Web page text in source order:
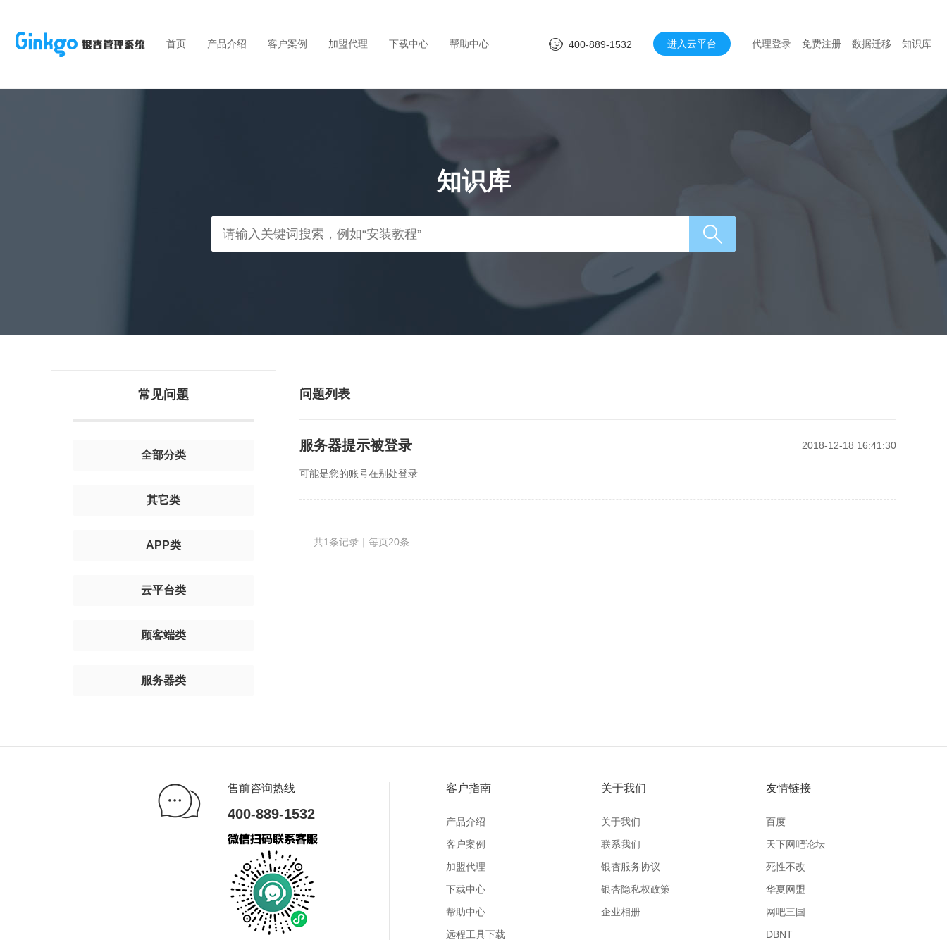
首页 产品介绍 客户案例 加盟代理 下载中心 帮助中心 知识库
数据迁移
免费注册
代理登录
进入云平台
400-889-1532
知识库
常见问题
全部分类
其它类
APP类
云平台类
顾客端类
服务器类
问题列表
服务器提示被登录 2018-12-18 16:41:30
可能是您的账号在别处登录
共1条记录｜每页20条
售前咨询热线
400-889-1532
客户指南
产品介绍
客户案例
加盟代理
下载中心
帮助中心
远程工具下载
关于我们
关于我们
联系我们
银杏服务协议
银杏隐私权政策
企业相册
友情链接
百度
天下网吧论坛
死性不改
华夏网盟
网吧三国
DBNT